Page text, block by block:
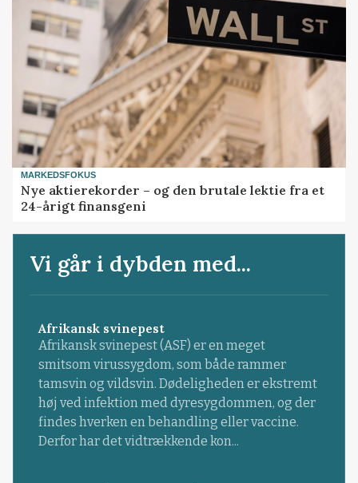
MARKEDSFOKUS
Nye aktierekorder – og den brutale lektie fra et
24-årigt finansgeni
Vi går i dybden med...
Afrikansk svinepest
Afrikansk svinepest (ASF) er en meget
smitsom virussygdom, som både rammer
tamsvin og vildsvin. Dødeligheden er ekstremt
høj ved infektion med dyresygdommen, og der
findes hverken en behandling eller vaccine.
Derfor har det vidtrækkende kon...